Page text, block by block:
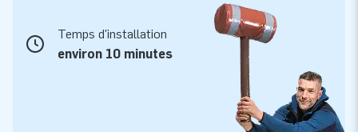
Temps d'installation
environ 10 minutes